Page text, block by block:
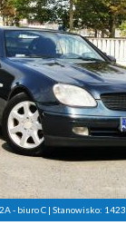
- biuro C | Stanowisko: 1423